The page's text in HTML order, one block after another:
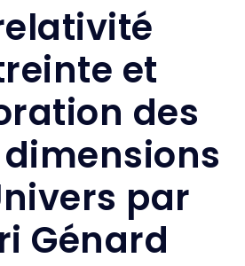
et
des
par
Génard